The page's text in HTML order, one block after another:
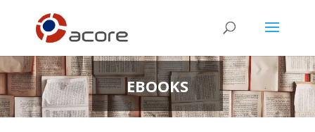
EBOOKS